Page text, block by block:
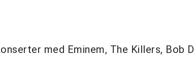
med Eminem, The Killers, Bob